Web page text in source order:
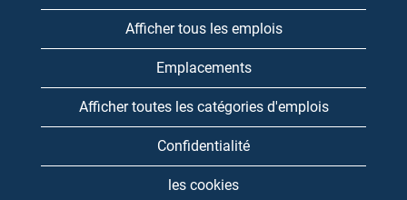
Afficher tous les emplois
Emplacements
Afficher toutes les catégories d'emplois
Confidentialité
les cookies